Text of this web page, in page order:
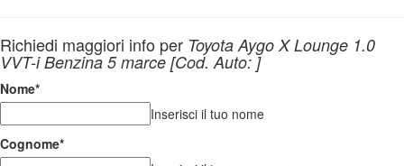
Richiedi maggiori info per Toyota Aygo X Lounge 1.0
VVT-i Benzina 5 marce [Cod. Auto: ]
Nome*
Inserisci il tuo nome
Cognome*